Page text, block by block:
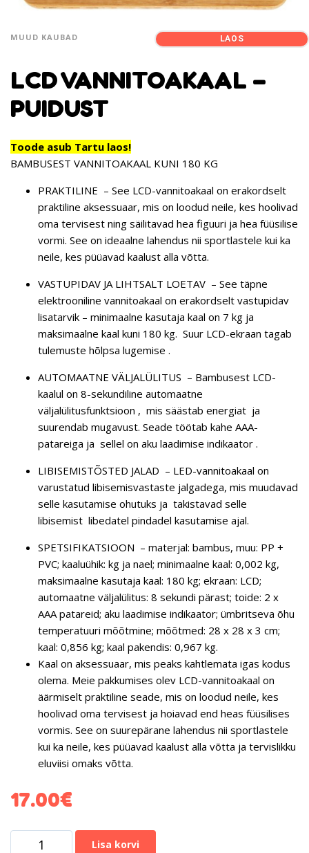
MUUD KAUBAD LAOS
LCD VANNITOAKAAL –
PUIDUST
Toode asub Tartu laos!
BAMBUSEST VANNITOAKAAL KUNI 180 KG
PRAKTILINE – See LCD-vannitoakaal on erakordselt
praktiline aksessuaar, mis on loodud neile, kes hoolivad
oma tervisest ning säilitavad hea figuuri ja hea füüsilise
vormi. See on ideaalne lahendus nii sportlastele kui ka
neile, kes püüavad kaalust alla võtta.
VASTUPIDAV JA LIHTSALT LOETAV – See täpne
elektrooniline vannitoakaal on erakordselt vastupidav
lisatarvik – minimaalne kasutaja kaal on 7 kg ja
maksimaalne kaal kuni 180 kg. Suur LCD-ekraan tagab
tulemuste hõlpsa lugemise .
AUTOMAATNE VÄLJALÜLITUS – Bambusest LCD-
kaalul on 8-sekundiline automaatne
väljalülitusfunktsioon , mis säästab energiat ja
suurendab mugavust. Seade töötab kahe AAA-
patareiga ja sellel on aku laadimise indikaator .
LIBISEMISTÕSTED JALAD – LED-vannitoakaal on
varustatud libisemisvastaste jalgadega, mis muudavad
selle kasutamise ohutuks ja takistavad selle
libisemist libedatel pindadel kasutamise ajal.
SPETSIFIKATSIOON – materjal: bambus, muu: PP +
PVC; kaaluühik: kg ja nael; minimaalne kaal: 0,002 kg,
maksimaalne kasutaja kaal: 180 kg; ekraan: LCD;
automaatne väljalülitus: 8 sekundi pärast; toide: 2 x
AAA patareid; aku laadimise indikaator; ümbritseva õhu
temperatuuri mõõtmine; mõõtmed: 28 x 28 x 3 cm;
kaal: 0,856 kg; kaal pakendis: 0,967 kg.
Kaal on aksessuaar, mis peaks kahtlemata igas kodus
olema. Meie pakkumises olev LCD-vannitoakaal on
äärmiselt praktiline seade, mis on loodud neile, kes
hoolivad oma tervisest ja hoiavad end heas füüsilises
vormis. See on suurepärane lahendus nii sportlastele
kui ka neile, kes püüavad kaalust alla võtta ja tervislikku
eluviisi omaks võtta.
17.00€
Lisa korvi